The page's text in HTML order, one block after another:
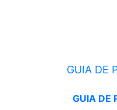
GUIA DE
GUIA DE